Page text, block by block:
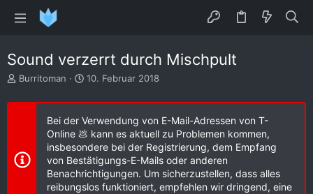
Sound verzerrt durch Mischpult
E
s
l
e
Burritoman
E
s
t
e
l
l
t
a
m
10. Februar 2018
Bei der Verwendung von E-Mail-Adressen von T-
Online 💩 kann es aktuell zu Problemen kommen,
insbesondere bei der Registrierung, dem Empfang
von Bestätigungs-E-Mails oder anderen
Benachrichtigungen. Um sicherzustellen, dass alles
reibungslos funktioniert, empfehlen wir dringend, eine